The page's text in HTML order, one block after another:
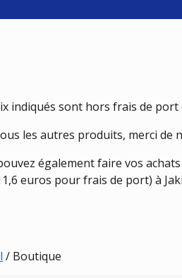
indiqués sont hors frais de
les autres produits, merci de
également faire vos
euros pour frais de port) à
/ Boutique